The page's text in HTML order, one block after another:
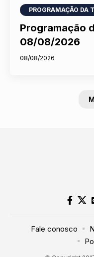
PROGRAMAÇÃO DA
Programação
08/08/2026
08/08/2026
Fale conosco